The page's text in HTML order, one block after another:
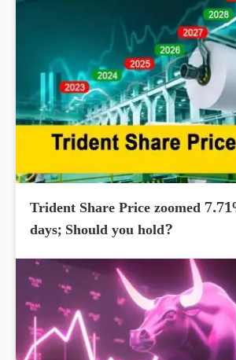
Trident Share Price zoomed
days; Should you hold?